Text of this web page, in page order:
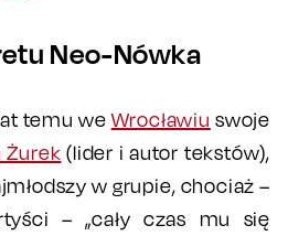
Neo-Nówka
temu weWrocławiu swoje
Żurek (lider i autor tekstów),
w grupie, chociaż –
– „cały czas mu się